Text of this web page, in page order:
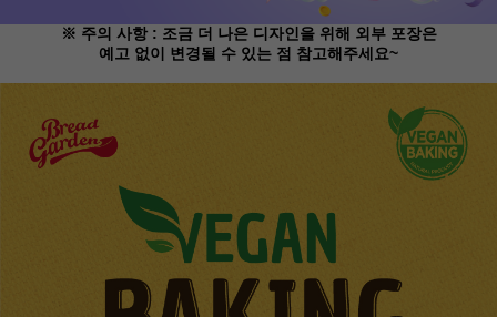
※ 주의 사항 : 조금 더 나은 디자인을 위해 외부 포장은
예고 없이 변경될 수 있는 점 참고해주세요~